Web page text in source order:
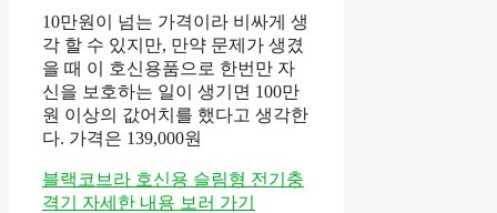
10만원이 넘는 가격이라 비싸게 생
각 할 수 있지만, 만약 문제가 생겼
을 때 이 호신용품으로 한번만 자
신을 보호하는 일이 생기면 100만
원 이상의 값어치를 했다고 생각한
다. 가격은 139,000원
블랙코브라 호신용 슬림형 전기충
격기 자세한 내용 보러 가기